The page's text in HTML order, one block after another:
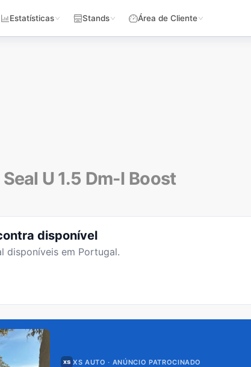
Estatísticas Stands Área de Cliente
Seal U 1.5 Dm-I Boost
disponível
disponíveis em Portugal.
XS AUTO · ANÚNCIO PATROCINADO